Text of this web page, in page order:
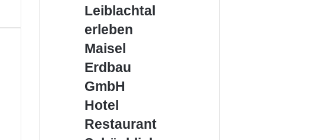
Leiblachtal
Leiblachtal
erleben
Maisel
GmbH
Maisel
Erdbau
GmbH
Hotel
Schönblick
Hotel
Restaurant